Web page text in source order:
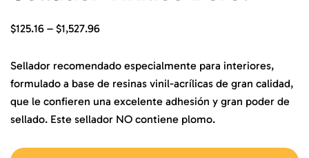
$125.16 – $1,527.96
Sellador recomendado especialmente para interiores,
formulado a base de resinas vinil-acrílicas de gran calidad,
que le confieren una excelente adhesión y gran poder de
sellado. Este sellador NO contiene plomo.